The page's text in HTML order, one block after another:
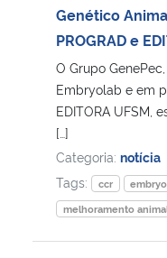
Genético
PROGRAD e
O Grupo
Embryolab e em
EDITORA UFSM,
[…]
Categoria: notícia
Tags:
ccr
melhoramento